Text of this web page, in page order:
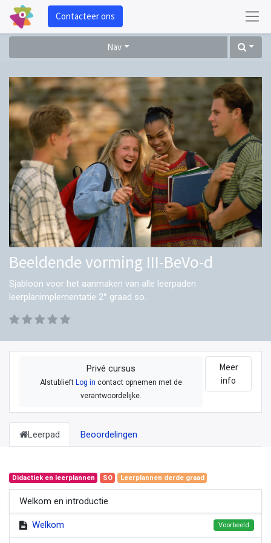
Contacteer ons
Nav
Beeldende vorming III-BeVo-d
Sjabloon voor het aanmaken van alle leerpaden
leerplanimplementatie 2° graad so.
Privé cursus
AlstublieftLog in contact opnemen met de
verantwoordelijke.
Meer
info
Leerpad Beoordelingen
Didactiek en leerplannen SO Leerplannen derde graad
Welkom en introductie
Welkom Voorbeeld